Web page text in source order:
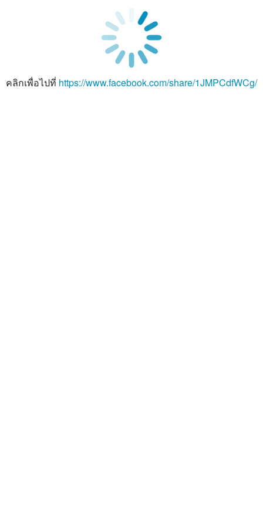
คลิกเพื่อไปที่ https://www.facebook.com/share/1JMPCdfWCg/